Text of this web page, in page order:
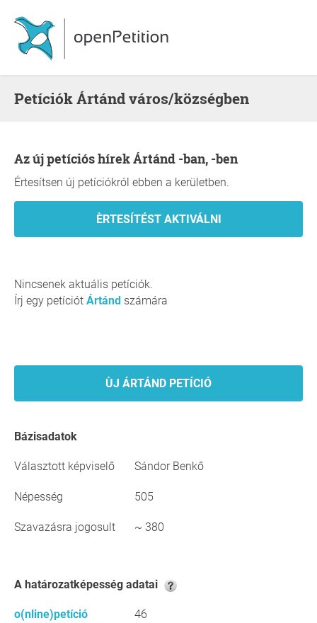
Petíciók Ártánd város/községben
Az új petíciós hírek Ártánd -ban, -ben
Értesítsen új petíciókról ebben a kerületben.
Nincsenek aktuális petíciók.
Írj egy petíciót Ártánd számára
ÙJ ÁRTÁND PETÍCIÓ
Bázisadatok
Választott képviselő Sándor Benkő
Népesség 505
Szavazásra jogosult ~ 380
A határozatképesség adatai
o(nline)petíció
46